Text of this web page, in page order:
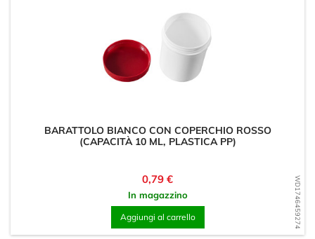
WD1746459274
BARATTOLO BIANCO CON COPERCHIO ROSSO
(CAPACITÀ 10 ML, PLASTICA PP)
Prezzo
0,79 €
In magazzino
Aggiungi al carrello